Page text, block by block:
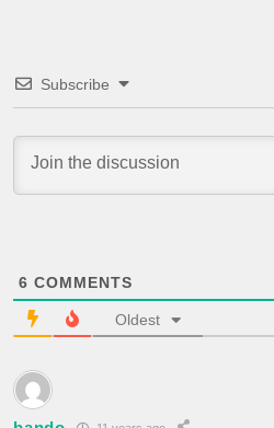
Subscribe
6 COMMENTS
Oldest